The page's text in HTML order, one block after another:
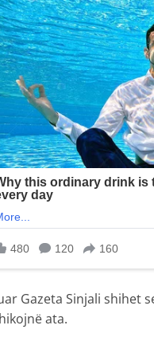
Gazeta Sinjali shihet
ata.